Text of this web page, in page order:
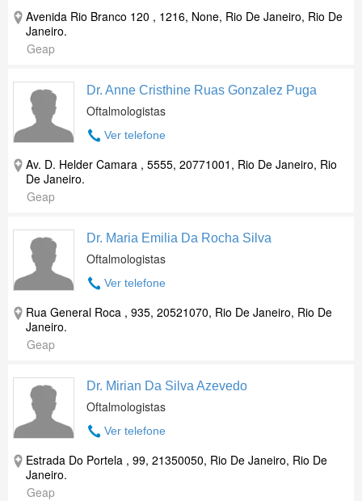
Avenida Rio Branco 120 , 1216, None, Rio De Janeiro, Rio De
Janeiro.
Geap
Dr. Anne Cristhine Ruas Gonzalez Puga
Oftalmologistas
Ver telefone
Av. D. Helder Camara , 5555, 20771001, Rio De Janeiro, Rio
De Janeiro.
Geap
Dr. Maria Emilia Da Rocha Silva
Oftalmologistas
Ver telefone
Rua General Roca , 935, 20521070, Rio De Janeiro, Rio De
Janeiro.
Geap
Dr. Mirian Da Silva Azevedo
Oftalmologistas
Ver telefone
Estrada Do Portela , 99, 21350050, Rio De Janeiro, Rio De
Janeiro.
Geap